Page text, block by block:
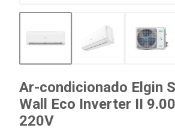
Ar-condicionado Elgin
Wall Eco Inverter II
220V